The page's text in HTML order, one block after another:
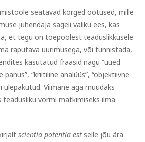
seatavad kõrged ootused, mille
juhendaja sageli valiku ees, kas
et tegu on tõepoolest teaduslikkusele
raputava uurimusega, või tunnistada,
kasutatud fraasid nagu “uued
panus”, “kriitiline analüüs”, “objektiivne
Viimane aga muudaks
teadusliku vormi matkimiseks ilma
scientia potentia est selle jõu ära